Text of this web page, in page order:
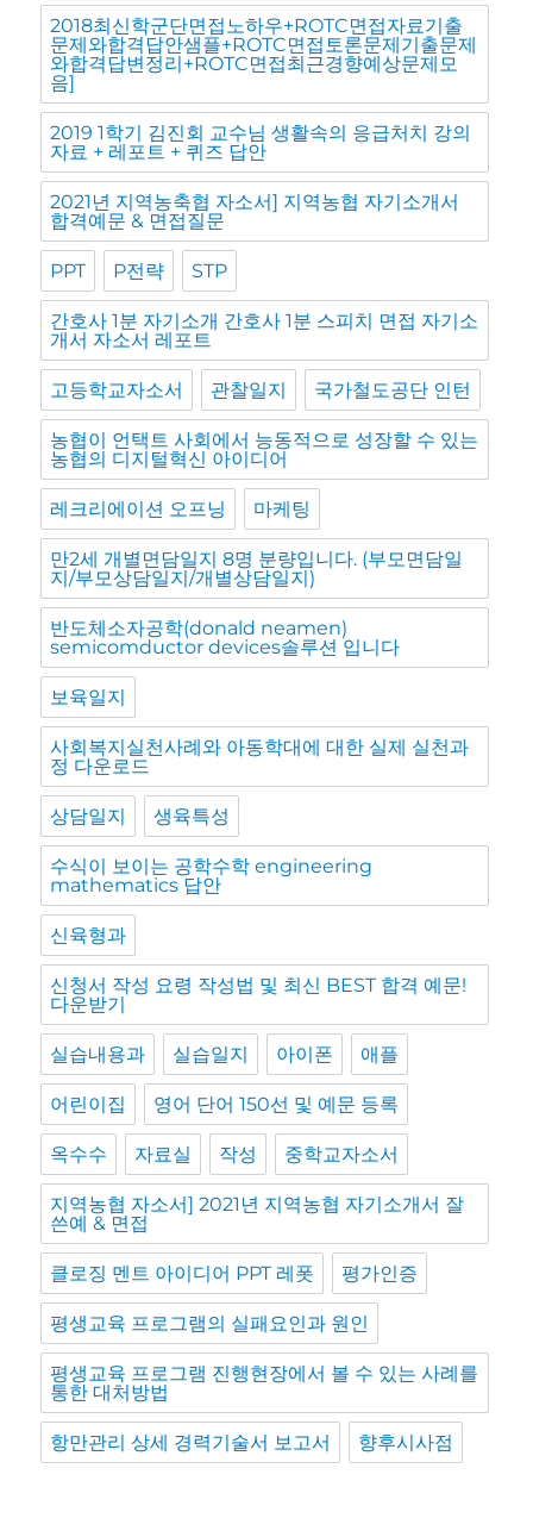
2018최신학군단면접노하우+ROTC면접자료기출
문제와합격답안샘플+ROTC면접토론문제기출문제
와합격답변정리+ROTC면접최근경향예상문제모
음]
2019 1학기 김진회 교수님 생활속의 응급처치 강의
자료 + 레포트 + 퀴즈 답안
2021년 지역농축협 자소서] 지역농협 자기소개서
합격예문 & 면접질문
PPT P전략 STP
간호사 1분 자기소개 간호사 1분 스피치 면접 자기소
개서 자소서 레포트
고등학교자소서 관찰일지 국가철도공단 인턴
농협이 언택트 사회에서 능동적으로 성장할 수 있는
농협의 디지털혁신 아이디어
레크리에이션 오프닝 마케팅
만2세 개별면담일지 8명 분량입니다. (부모면담일
지/부모상담일지/개별상담일지)
반도체소자공학(donald neamen)
semicomductor devices솔루션 입니다
보육일지
사회복지실천사례와 아동학대에 대한 실제 실천과
정 다운로드
상담일지 생육특성
수식이 보이는 공학수학 engineering
mathematics 답안
신육형과
신청서 작성 요령 작성법 및 최신 BEST 합격 예문!
다운받기
실습내용과 실습일지 아이폰 애플
어린이집 영어 단어 150선 및 예문 등록
옥수수 자료실 작성 중학교자소서
지역농협 자소서] 2021년 지역농협 자기소개서 잘
쓴예 & 면접
클로징 멘트 아이디어 PPT 레폿 평가인증
평생교육 프로그램의 실패요인과 원인
평생교육 프로그램 진행현장에서 볼 수 있는 사례를
통한 대처방법
항만관리 상세 경력기술서 보고서 향후시사점